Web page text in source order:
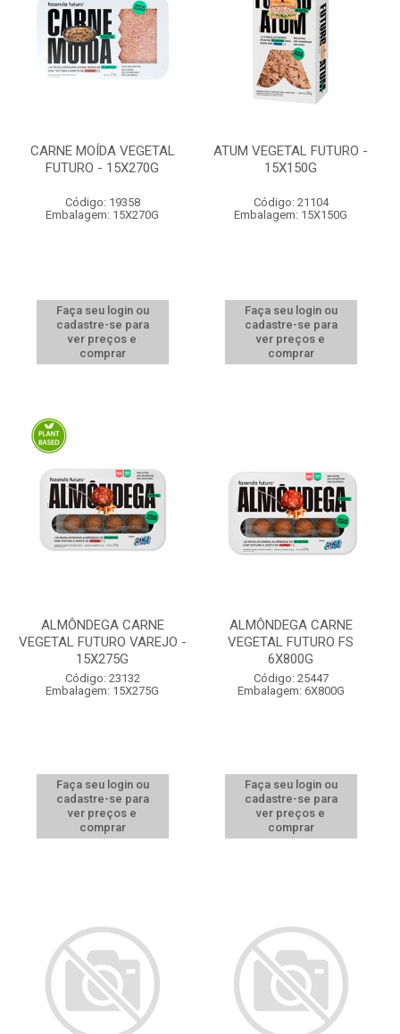
CARNE MOÍDA VEGETAL
FUTURO - 15X270G
Código: 19358
Embalagem: 15X270G
Faça seu login ou
cadastre-se para
ver preços e
comprar
ATUM VEGETAL FUTURO -
15X150G
Código: 21104
Embalagem: 15X150G
Faça seu login ou
cadastre-se para
ver preços e
comprar
ALMÔNDEGA CARNE
VEGETAL FUTURO VAREJO -
15X275G
Código: 23132
Embalagem: 15X275G
Faça seu login ou
cadastre-se para
ver preços e
comprar
ALMÔNDEGA CARNE
VEGETAL FUTURO FS
6X800G
Código: 25447
Embalagem: 6X800G
Faça seu login ou
cadastre-se para
ver preços e
comprar